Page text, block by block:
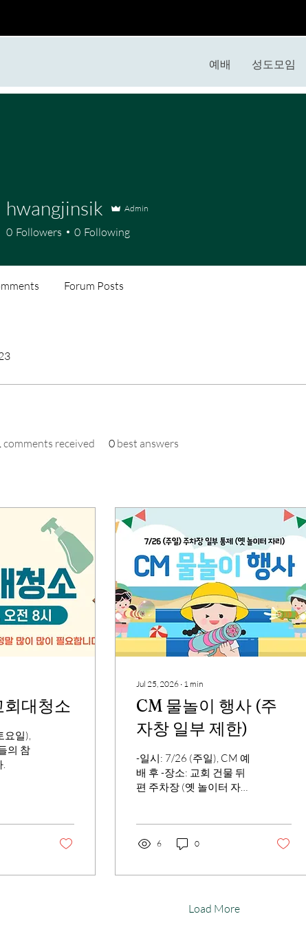
예배 성도모임
comments received 0 best answers
회대청소
요일),
의 참
.
Jul 25, 2026 ∙ 1 min
CM 물놀이 행사 (주
자창 일부 제한)
-일시: 7/26 (주일), CM 예
배 후 -장소: 교회 건물 뒤
편 주차장 (옛 놀이터 자리)
해를 부탁드립니다. 교회
위하여 속도를 5 mile로 제
6 0
Load More
hwangjinsik Admin
0 Followers 0 Following
Forum Posts